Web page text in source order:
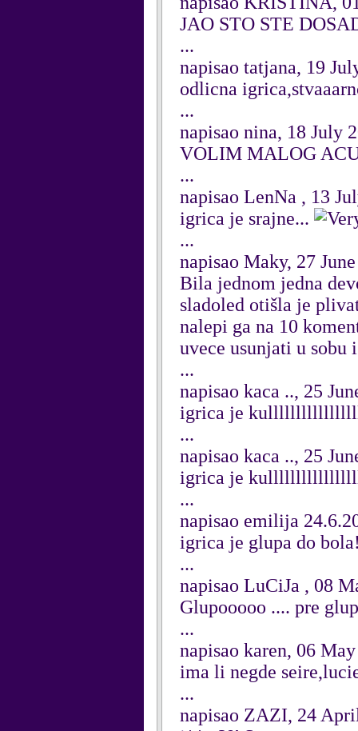
JAO STO STE
...
napisao tatjana, 19
odlicna
...
napisao nina, 18 July
VOLIM MALOG
...
napisao LenNa , 13
igrica je srajne...
...
napisao Maky, 27
Bila jednom jedna
sladoled otišla je
nalepi ga na 10
uvece usunjati u
...
napisao kaca .., 25
igrica je
...
napisao kaca .., 25
igrica je
...
napisao emilija
igrica je glupa do
...
napisao LuCiJa , 08
Glupooooo .... pre
...
napisao karen, 06
ima li negde
...
napisao ZAZI, 24